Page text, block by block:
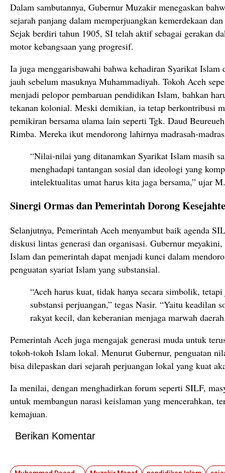
Dalam sambutannya, Gubernur Muzakir menegaskan
sejarah panjang dalam memperjuangkan kemerdekaan
Sejak berdiri tahun 1905, SI telah aktif sebagai gerakan
motor kebangsaan yang progresif.
Ia juga menggarisbawahi bahwa kehadiran Syarikat
jauh sebelum masuknya Muhammadiyah. Tokoh Aceh
menjadi pelopor pembaruan pendidikan Islam, bahkan
tekanan kolonial. Meski demikian, ia tetap berkontribusi
pemikiran bersama ulama lain seperti Tgk. Daud
Rimba. Mereka ikut mendorong lahirnya madrasah-
“Nilai-nilai yang ditanamkan Syarikat Islam masih
menghadapi tantangan sosial dan ideologi yang
intelektualitas umat harus kita jaga bersama,” ujar
Sinergi Ormas dan Pemerintah Dorong
Selanjutnya, Pemerintah Aceh menyambut baik agenda
diskusi lintas generasi dan organisasi. Gubernur
Islam dan pemerintah dapat menjadi kunci dalam
penguatan syariat Islam yang substansial.
“Aceh harus kuat, tidak hanya secara simbolik,
substansi perjuangan,” tegas Nasir. “Yaitu keadilan
rakyat kecil, dan keberanian menjaga marwah
Pemerintah Aceh juga mengajak generasi muda untuk
tokoh-tokoh Islam lokal. Menurut Gubernur, penguatan
bisa dilepaskan dari sejarah perjuangan lokal yang kuat
Ia menilai, dengan menghadirkan forum seperti SILF,
untuk membangun narasi keislaman yang mencerahkan,
kemajuan.
Berikan Komentar